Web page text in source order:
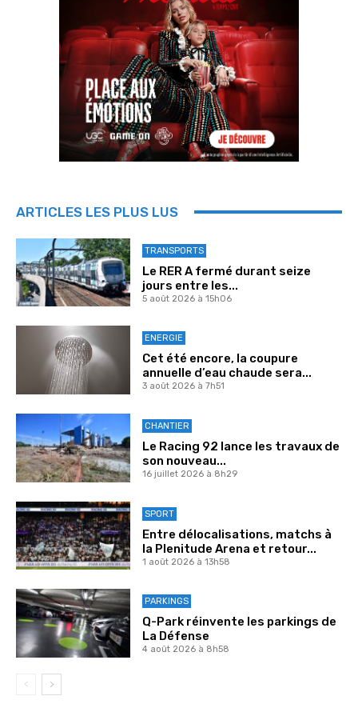
ARTICLES LES PLUS LUS
TRANSPORTS
Le RER A fermé durant seize
jours entre les...
5 août 2026 à 15h06
ENERGIE
Cet été encore, la coupure
annuelle d’eau chaude sera...
3 août 2026 à 7h51
CHANTIER
Le Racing 92 lance les travaux de
son nouveau...
16 juillet 2026 à 8h29
SPORT
Entre délocalisations, matchs à
la Plenitude Arena et retour...
1 août 2026 à 13h58
PARKINGS
Q-Park réinvente les parkings de
La Défense
4 août 2026 à 8h58